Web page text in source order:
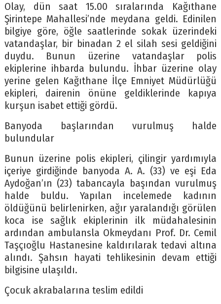
Olay, dün saat 15.00 sıralarında Kağıthane
Şirintepe Mahallesi’nde meydana geldi. Edinilen
bilgiye göre, öğle saatlerinde sokak üzerindeki
vatandaşlar, bir binadan 2 el silah sesi geldiğini
duydu. Bunun üzerine vatandaşlar polis
ekiplerine ihbarda bulundu. İhbar üzerine olay
yerine gelen Kağıthane İlçe Emniyet Müdürlüğü
ekipleri, dairenin önüne geldiklerinde kapıya
kurşun isabet ettiği gördü.
Banyoda başlarından vurulmuş halde
bulundular
Bunun üzerine polis ekipleri, çilingir yardımıyla
içeriye girdiğinde banyoda A. A. (33) ve eşi Eda
Aydoğan’ın (23) tabancayla başından vurulmuş
halde buldu. Yapılan incelemede kadının
öldüğünü belirlenirken, ağır yaralandığı görülen
koca ise sağlık ekiplerinin ilk müdahalesinin
ardından ambulansla Okmeydanı Prof. Dr. Cemil
Taşçıoğlu Hastanesine kaldırılarak tedavi altına
alındı. Şahsın hayati tehlikesinin devam ettiği
bilgisine ulaşıldı.
Çocuk akrabalarına teslim edildi